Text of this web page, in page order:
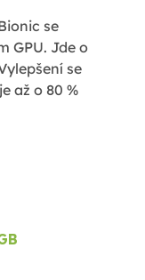
se
GPU. Jde o
se
až o 80 %